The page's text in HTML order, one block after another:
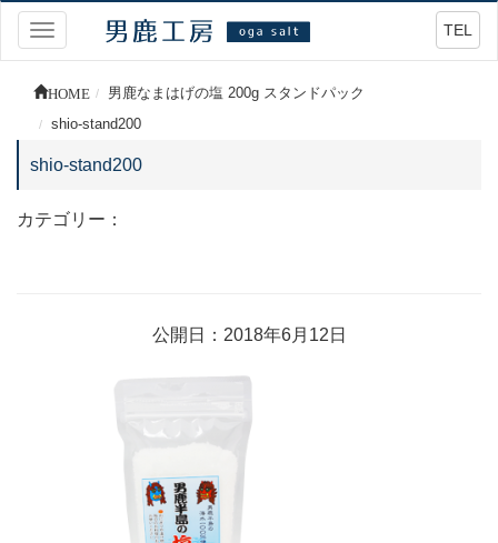
Toggle
navigation
TEL
HOME
男鹿なまはげの塩 200g スタンドパック
shio-stand200
shio-stand200
カテゴリー：
公開日：2018年6月12日